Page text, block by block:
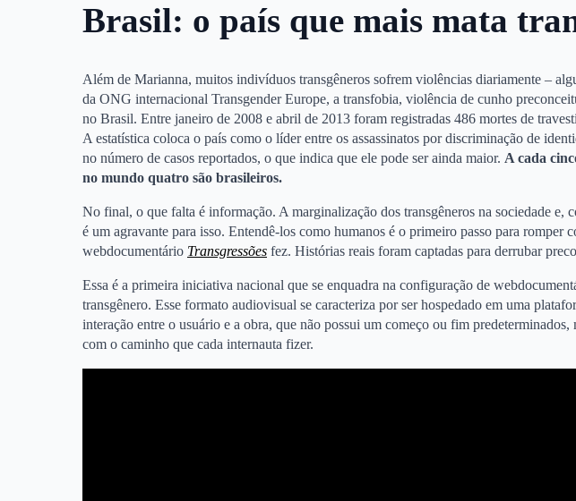
Brasil: o país que mais mata
Além de Marianna, muitos indivíduos transgêneros sofrem violências diariamente –
da ONG internacional Transgender Europe, a transfobia, violência de cunho
no Brasil. Entre janeiro de 2008 e abril de 2013 foram registradas 486 mortes de
A estatística coloca o país como o líder entre os assassinatos por discriminação de
no número de casos reportados, o que indica que ele pode ser ainda maior. A cada
no mundo quatro são brasileiros.
No final, o que falta é informação. A marginalização dos transgêneros na sociedade e,
é um agravante para isso. Entendê-los como humanos é o primeiro passo para romper
webdocumentário Transgressões fez. Histórias reais foram captadas para derrubar
Essa é a primeira iniciativa nacional que se enquadra na configuração de
transgênero. Esse formato audiovisual se caracteriza por ser hospedado em uma
interação entre o usuário e a obra, que não possui um começo ou fim predeterminados,
com o caminho que cada internauta fizer.